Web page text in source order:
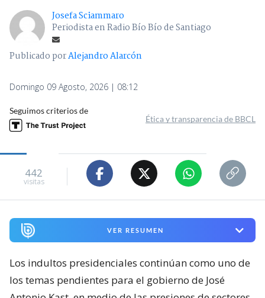
Josefa Sciammaro
Periodista en Radio Bío Bío de Santiago
Publicado porAlejandro Alarcón
Domingo 09 Agosto, 2026 | 08:12
Seguimos criterios de
Ética y transparencia de BBCL
442
visitas
VER RESUMEN
Los indultos presidenciales continúan como uno de
los temas pendientes para el gobierno de José